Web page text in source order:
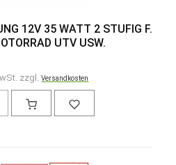
12V 35 WATT 2 STUFIG F.
UTV USW.
zzgl.Versandkosten